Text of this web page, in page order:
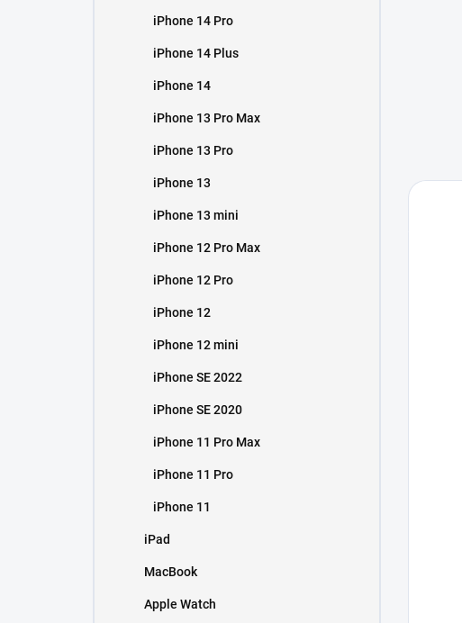
iPhone 14 Pro
iPhone 14 Plus
iPhone 14
iPhone 13 Pro Max
iPhone 13 Pro
iPhone 13
iPhone 13 mini
iPhone 12 Pro Max
iPhone 12 Pro
iPhone 12
iPhone 12 mini
iPhone SE 2022
iPhone SE 2020
iPhone 11 Pro Max
iPhone 11 Pro
iPhone 11
iPad
MacBook
Apple Watch